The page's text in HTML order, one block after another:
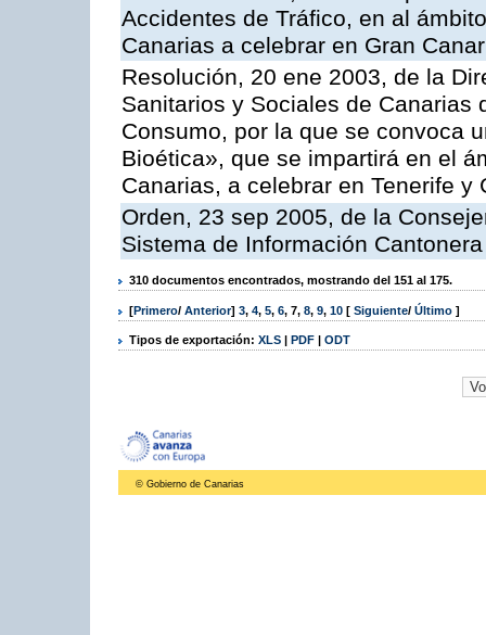
Accidentes de Tráfico, en al
Canarias a celebrar en Gran
Resolución, 20 ene 2003, de la
Sanitarios y Sociales de Canarias
Consumo, por la que se convoca
Bioética», que se impartirá en el
Canarias, a celebrar en Tenerife y
Orden, 23 sep 2005, de la
Sistema de Información Cantonera
310 documentos encontrados, mostrando del 151 al 175.
[Primero/ Anterior] 3, 4, 5, 6, 7, 8, 9, 10 [ Siguiente/ Último ]
Tipos de exportación: XLS | PDF | ODT
© Gobierno de Canarias